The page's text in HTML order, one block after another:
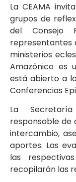
La CEAMA
grupos de
del Consejo
representantes
ministerios
Amazónico es
está abierto a
Conferencias
La
responsable de
intercambio,
aportes. Las
las
recopilarán las